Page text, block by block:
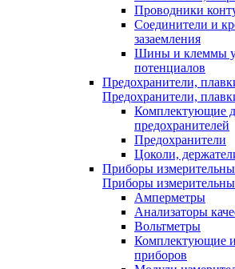
Проводники
Соединители и
зазаемления
Шины и клеммы
потенциалов
Предохранители,
Предохранители,
Комплектующие
предохранителей
Предохранители
Цоколи,
Приборы
Приборы
Амперметры
Анализаторы
Вольтметры
Комплектующие
приборов